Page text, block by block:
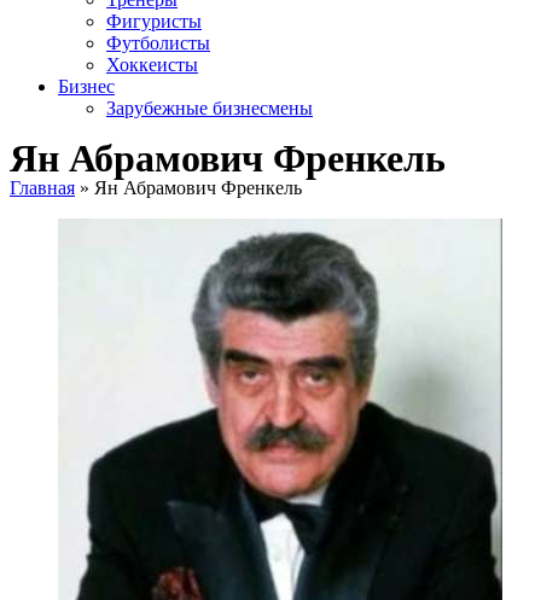
Фигуристы
Футболисты
Хоккеисты
Бизнес
Зарубежные бизнесмены
Ян Абрамович Френкель
Главная » Ян Абрамович Френкель